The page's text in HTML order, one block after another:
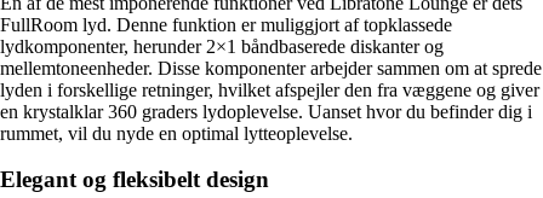
FullRoom lyd. Denne funktion er muliggjort af topklassede
lydkomponenter, herunder 2×1 båndbaserede diskanter og
mellemtoneenheder. Disse komponenter arbejder sammen om at sprede
lyden i forskellige retninger, hvilket afspejler den fra væggene og giver
en krystalklar 360 graders lydoplevelse. Uanset hvor du befinder dig i
rummet, vil du nyde en optimal lytteoplevelse.
Elegant og fleksibelt design